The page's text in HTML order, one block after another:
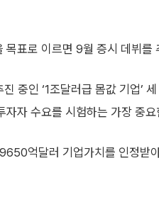
목표로 이르면 9월 증시 데뷔를
중인 ‘1조달러급 몸값 기업’
자 수요를 시험하는 가장 중
억달러 기업가치를 인정받